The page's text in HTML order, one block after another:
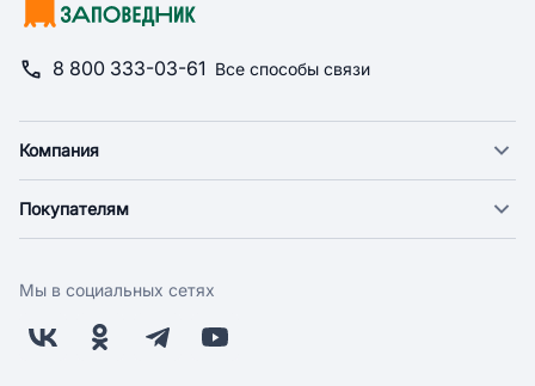
8 800 333-03-61 Все способы связи
Компания
Новости
Поставщикам
Заводчикам
Покупателям
Оплата
Бонусная программа
Мы в социальных сетях